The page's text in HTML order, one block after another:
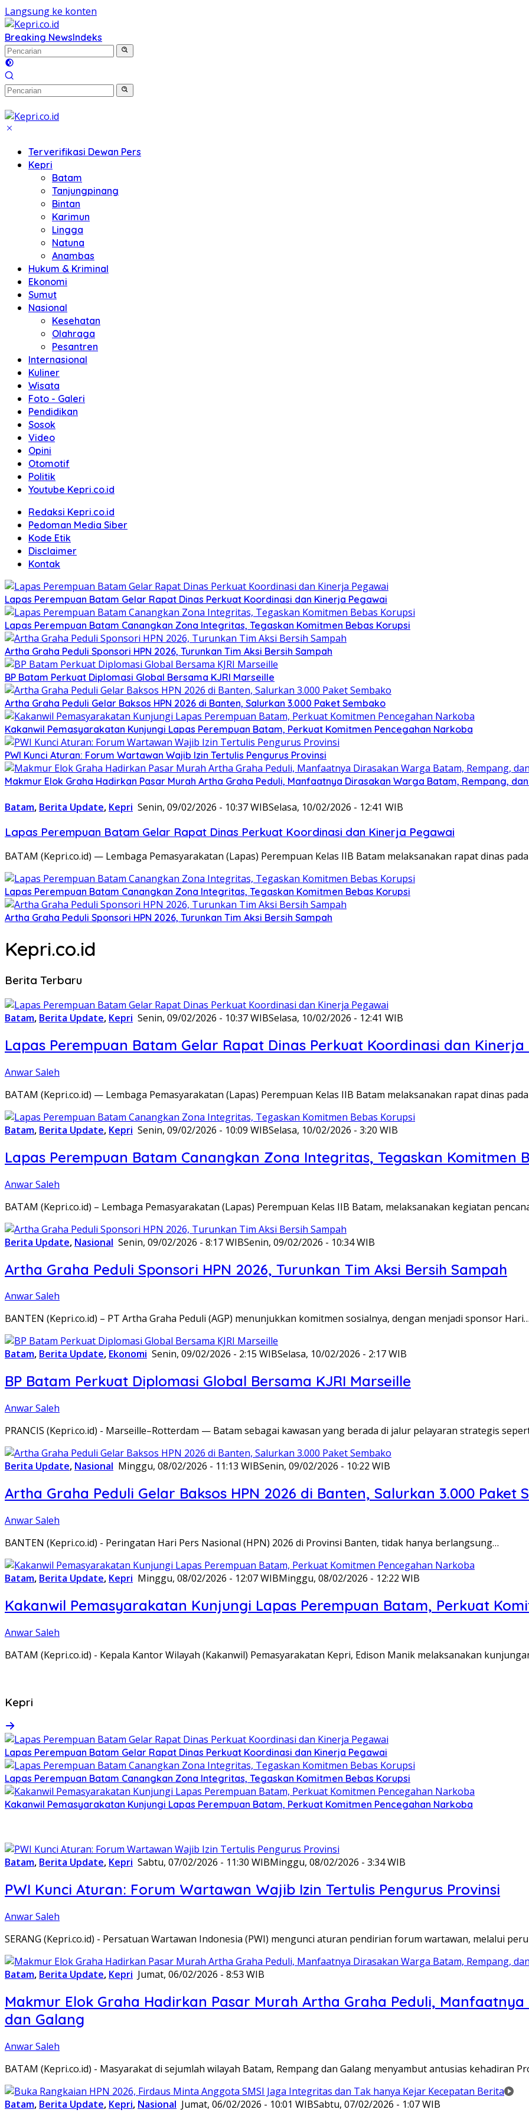
Langsung ke konten
Breaking NewsIndeks
Terverifikasi Dewan Pers
Kepri
Batam
Tanjungpinang
Bintan
Karimun
Lingga
Natuna
Anambas
Hukum & Kriminal
Ekonomi
Sumut
Nasional
Kesehatan
Olahraga
Pesantren
Internasional
Kuliner
Wisata
Foto - Galeri
Pendidikan
Sosok
Video
Opini
Otomotif
Politik
Youtube Kepri.co.id
Redaksi Kepri.co.id
Pedoman Media Siber
Kode Etik
Disclaimer
Kontak
Lapas Perempuan Batam Gelar Rapat Dinas Perkuat Koordinasi dan Kinerja Pegawai
Lapas Perempuan Batam Canangkan Zona Integritas, Tegaskan Komitmen Bebas Korupsi
Artha Graha Peduli Sponsori HPN 2026, Turunkan Tim Aksi Bersih Sampah
BP Batam Perkuat Diplomasi Global Bersama KJRI Marseille
Artha Graha Peduli Gelar Baksos HPN 2026 di Banten, Salurkan 3.000 Paket Sembako
Kakanwil Pemasyarakatan Kunjungi Lapas Perempuan Batam, Perkuat Komitmen Pencegahan Narkoba
PWI Kunci Aturan: Forum Wartawan Wajib Izin Tertulis Pengurus Provinsi
Makmur Elok Graha Hadirkan Pasar Murah Artha Graha Peduli, Manfaatnya Dirasakan Warga Batam, Rempang,
Batam, Berita Update, Kepri Senin, 09/02/2026 - 10:37 WIBSelasa, 10/02/2026 - 12:41 WIB
Lapas Perempuan Batam Gelar Rapat Dinas Perkuat Koordinasi dan Kinerja Pegawai
BATAM (Kepri.co.id) — Lembaga Pemasyarakatan (Lapas) Perempuan Kelas IIB Batam melaksanakan rapat dinas
Lapas Perempuan Batam Canangkan Zona Integritas, Tegaskan Komitmen Bebas Korupsi
Artha Graha Peduli Sponsori HPN 2026, Turunkan Tim Aksi Bersih Sampah
Kepri.co.id
Berita Terbaru
Batam, Berita Update, Kepri Senin, 09/02/2026 - 10:37 WIBSelasa, 10/02/2026 - 12:41 WIB
Lapas Perempuan Batam Gelar Rapat Dinas Perkuat Koordinasi dan Kinerja
Anwar Saleh
BATAM (Kepri.co.id) — Lembaga Pemasyarakatan (Lapas) Perempuan Kelas IIB Batam melaksanakan rapat dinas
Batam, Berita Update, Kepri Senin, 09/02/2026 - 10:09 WIBSelasa, 10/02/2026 - 3:20 WIB
Lapas Perempuan Batam Canangkan Zona Integritas, Tegaskan Komitmen
Anwar Saleh
BATAM (Kepri.co.id) – Lembaga Pemasyarakatan (Lapas) Perempuan Kelas IIB Batam, melaksanakan kegiatan
Berita Update, Nasional Senin, 09/02/2026 - 8:17 WIBSenin, 09/02/2026 - 10:34 WIB
Artha Graha Peduli Sponsori HPN 2026, Turunkan Tim Aksi Bersih Sampah
Anwar Saleh
BANTEN (Kepri.co.id) – PT Artha Graha Peduli (AGP) menunjukkan komitmen sosialnya, dengan menjadi sponsor Hari…
Batam, Berita Update, Ekonomi Senin, 09/02/2026 - 2:15 WIBSelasa, 10/02/2026 - 2:17 WIB
BP Batam Perkuat Diplomasi Global Bersama KJRI Marseille
Anwar Saleh
PRANCIS (Kepri.co.id) - Marseille–Rotterdam — Batam sebagai kawasan yang berada di jalur pelayaran strategis
Berita Update, Nasional Minggu, 08/02/2026 - 11:13 WIBSenin, 09/02/2026 - 10:22 WIB
Artha Graha Peduli Gelar Baksos HPN 2026 di Banten, Salurkan 3.000 Paket
Anwar Saleh
BANTEN (Kepri.co.id) - Peringatan Hari Pers Nasional (HPN) 2026 di Provinsi Banten, tidak hanya berlangsung…
Batam, Berita Update, Kepri Minggu, 08/02/2026 - 12:07 WIBMinggu, 08/02/2026 - 12:22 WIB
Kakanwil Pemasyarakatan Kunjungi Lapas Perempuan Batam, Perkuat
Anwar Saleh
BATAM (Kepri.co.id) - Kepala Kantor Wilayah (Kakanwil) Pemasyarakatan Kepri, Edison Manik melaksanakan
Kepri
Lapas Perempuan Batam Gelar Rapat Dinas Perkuat Koordinasi dan Kinerja Pegawai
Lapas Perempuan Batam Canangkan Zona Integritas, Tegaskan Komitmen Bebas Korupsi
Kakanwil Pemasyarakatan Kunjungi Lapas Perempuan Batam, Perkuat Komitmen Pencegahan Narkoba
Batam, Berita Update, Kepri Sabtu, 07/02/2026 - 11:30 WIBMinggu, 08/02/2026 - 3:34 WIB
PWI Kunci Aturan: Forum Wartawan Wajib Izin Tertulis Pengurus Provinsi
Anwar Saleh
SERANG (Kepri.co.id) - Persatuan Wartawan Indonesia (PWI) mengunci aturan pendirian forum wartawan, melalui
Batam, Berita Update, Kepri Jumat, 06/02/2026 - 8:53 WIB
Makmur Elok Graha Hadirkan Pasar Murah Artha Graha Peduli,
dan Galang
Anwar Saleh
BATAM (Kepri.co.id) - Masyarakat di sejumlah wilayah Batam, Rempang dan Galang menyambut antusias kehadiran
Batam, Berita Update, Kepri, Nasional Jumat, 06/02/2026 - 10:01 WIBSabtu, 07/02/2026 - 1:07 WIB